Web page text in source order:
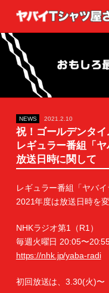
NEWS 2021.2.10
祝！ゴールデンタイ
レギュラー番組「
放送日時に関して
レギュラー番組「ヤバイ
2021年度は放送日時を
NHKラジオ第1（R1）
毎週火曜日 20:05〜
https://nhk.jp/yaba-radi
初回放送は、3.30(火)〜